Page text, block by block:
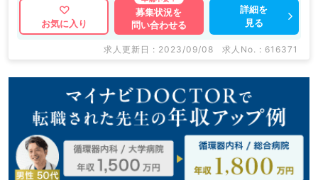
お気に入り
募集状況を
問い合わせる
詳細を
見る
求人更新日 : 2023/09/08 求人No. : 616371